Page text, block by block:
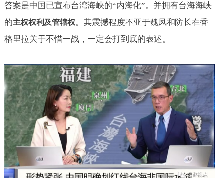
答案是中国已宣布台湾海峡的“内海化”。并拥有台海海峡
的主权权利及管辖权。其震撼程度不亚于魏凤和防长在香
格里拉关于不惜一战，一定会打到底的表述。